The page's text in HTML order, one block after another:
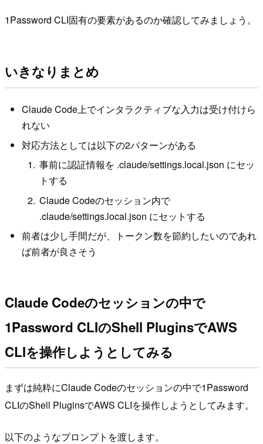
1Password CLI固有の要素があるのか確認してみましょう。
いきなりまとめ
Claude Code上でインタラクティブな入力は受け付けら
れない
対応方法としては以下の2パターンがある
事前に認証情報を .claude/settings.local.json にセッ
トする
Claude Codeのセッション内で
.claude/settings.local.json にセットする
前者は少し手間だが、トークン数を節約したいのであれ
ば前者が良さそう
Claude Codeのセッションの中で
1Password CLIのShell PluginsでAWS
CLIを操作しようとしてみる
まずは純粋にClaude Codeのセッションの中で1Password
CLIのShell PluginsでAWS CLIを操作しようとしてみます。
以下のようなプロンプトを渡します。